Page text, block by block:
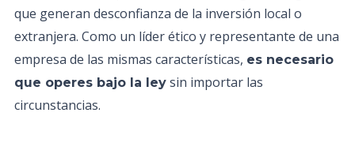
que generan desconfianza de la inversión local o
extranjera. Como un líder ético y representante de una
empresa de las mismas características, es necesario
que operes bajo la ley sin importar las
circunstancias.